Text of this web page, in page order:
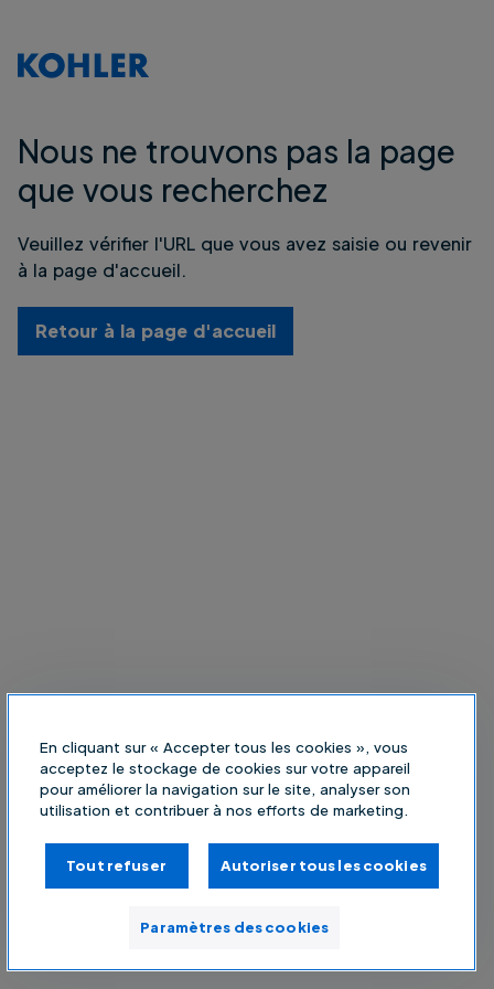
Nous ne trouvons pas la page
que vous recherchez
Veuillez vérifier l'URL que vous avez saisie ou revenir
à la page d'accueil.
Retour à la page d'accueil
En cliquant sur « Accepter tous les cookies », vous
acceptez le stockage de cookies sur votre appareil
pour améliorer la navigation sur le site, analyser son
utilisation et contribuer à nos efforts de marketing.
Tout refuser Autoriser tous les cookies
Paramètres des cookies